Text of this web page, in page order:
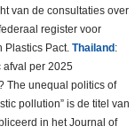
van de consultaties over
register voor
Plastics Pact. Thailand :
afval per 2025
The unequal politics of
pollution” is de titel van
in het Journal of